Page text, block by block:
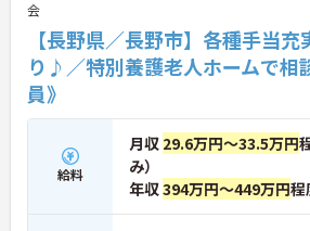
やエリアマネージャーへと続く明確なステ
プの道筋が用意されています。急成長中の
るためポストも豊富にあり、専門性を高め
ネジメント職への挑戦も視野に入れていただ
す。
・年間休日114日、残業月平均10時間程度
業環境に加え、産前産後休暇や育児休暇制度
かりと整備されています。オンとオフの切り
明確にし、心身ともに充実した状態で長くご
ただけます。
会
【長野県／長野市】各種手当
り♪／特別養護老人ホームで相
員》
給料
月収 29.6万円～33.5万円
み）
年収394万円～449万円程